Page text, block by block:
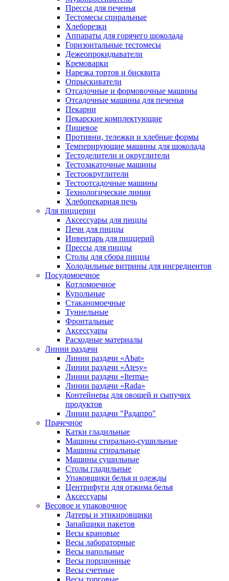
Прессы для печенья
Тестомесы спиральные
Хлеборезки
Аппараты для горячего шоколада
Горизонтальные тестомесы
Дежеопрокидыватели
Кремоварки
Нарезка тортов и бисквита
Опрыскиватели
Отсадочные и формовочные машины
Отсадочные машины для печенья
Пекарни
Пекарские комплектующие
Пищевое
Противни, тележки и хлебные формы
Темперирующие машины для шоколада
Тестоделители и округлители
Тестозакаточные машины
Тестоокруглители
Тестоотсадочные машины
Технологические линии
Хлебопекарная печь
Для пиццерии
Аксессуары для пиццы
Печи для пиццы
Инвентарь для пиццерий
Прессы для пиццы
Столы для сбора пиццы
Холодильные витрины для ингредиентов
Посудомоечное
Котломоечное
Купольные
Стаканомоечные
Туннельные
Фронтальные
Аксессуары
Расходные материалы
Линии раздачи
Линии раздачи «Abat»
Линии раздачи «Atesy»
Линии раздачи «Iterma»
Линии раздачи «Rada»
Контейнеры для овощей и сыпучих
продуктов
Линии раздачи "Радапро"
Прачечное
Катки гладильные
Машины стирально-сушильные
Машины стиральные
Машины сушильные
Столы гладильные
Упаковщики белья и одежды
Центрифуги для отжима белья
Аксессуары
Весовое и упаковочное
Датеры и этикировщики
Запайщики пакетов
Весы крановые
Весы лабораторные
Весы напольные
Весы порционные
Весы счетные
Весы торговые